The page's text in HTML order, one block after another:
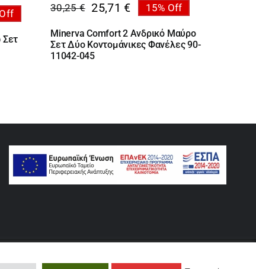
Σετ
30,25€
Original
price
was:
30,25 €.
25,71 €
Η
τρέχουσα
τιμή
είναι:
15% Off
Minerva Comfort 2 Ανδρικό Μαύρο
Σετ Δύο Κοντομάνικες Φανέλες 90-
11042-045